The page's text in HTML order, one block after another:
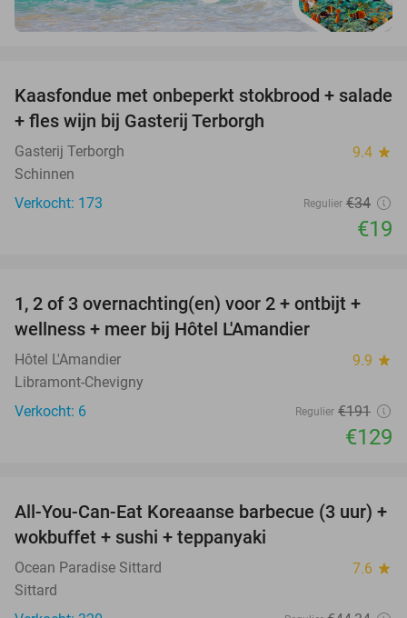
44%
Kaasfondue met onbeperkt stokbrood + salade
+ fles wijn bij Gasterij Terborgh
Gasterij Terborgh 9.4 star
Schinnen
Verkocht: 173
Regulier €34
€19
32%
TODAY
1, 2 of 3 overnachting(en) voor 2 + ontbijt +
wellness + meer bij Hôtel L'Amandier
Hôtel L'Amandier 9.9 star
Libramont-Chevigny
Verkocht: 6
Regulier €191
€129
21%
All-You-Can-Eat Koreaanse barbecue (3 uur) +
wokbuffet + sushi + teppanyaki
Ocean Paradise Sittard 7.6 star
Sittard